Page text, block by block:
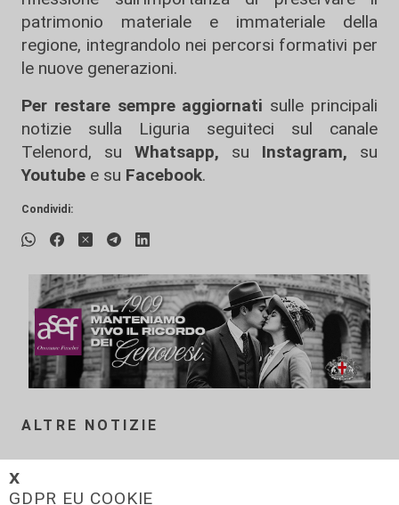
𝗫
GDPR EU COOKIE
patrimonio materiale e immateriale della
regione, integrandolo nei percorsi formativi per
le nuove generazioni.
Per restare sempre aggiornati sulle principali
notizie sulla Liguria seguiteci sul canale
Telenord, su
Whatsapp, su Instagram, su
Youtube e su Facebook.
Condividi:
ALTRE NOTIZIE